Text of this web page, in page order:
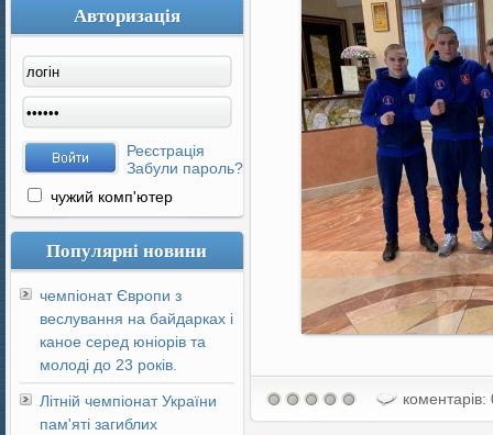
Авторизація
Реєстрація
Забули пароль?
чужий комп'ютер
Популярні новини
чемпіонат Європи з
веслування на байдарках і
каное серед юніорів та
молоді до 23 років.
Літній чемпіонат України
пам'яті загиблих
коментарів: